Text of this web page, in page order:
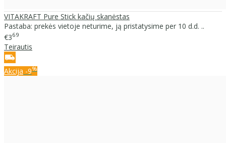
VITAKRAFT Pure Stick kačių skanėstas
Pastaba: prekės vietoje neturime, ją pristatysime per 10 d.d. ..
€369
Teirautis
Akcija -9%